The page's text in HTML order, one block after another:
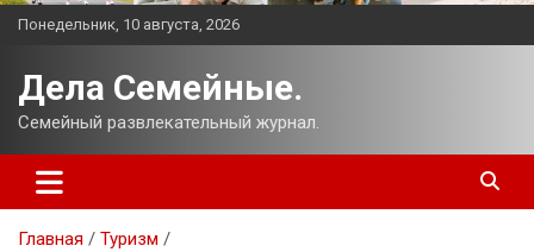
Понедельник, 10 августа, 2026
Дела Семейные.
Семейный развлекательный журнал.
Главная
Туризм